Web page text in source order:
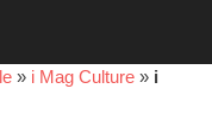
» i Mag Culture » i